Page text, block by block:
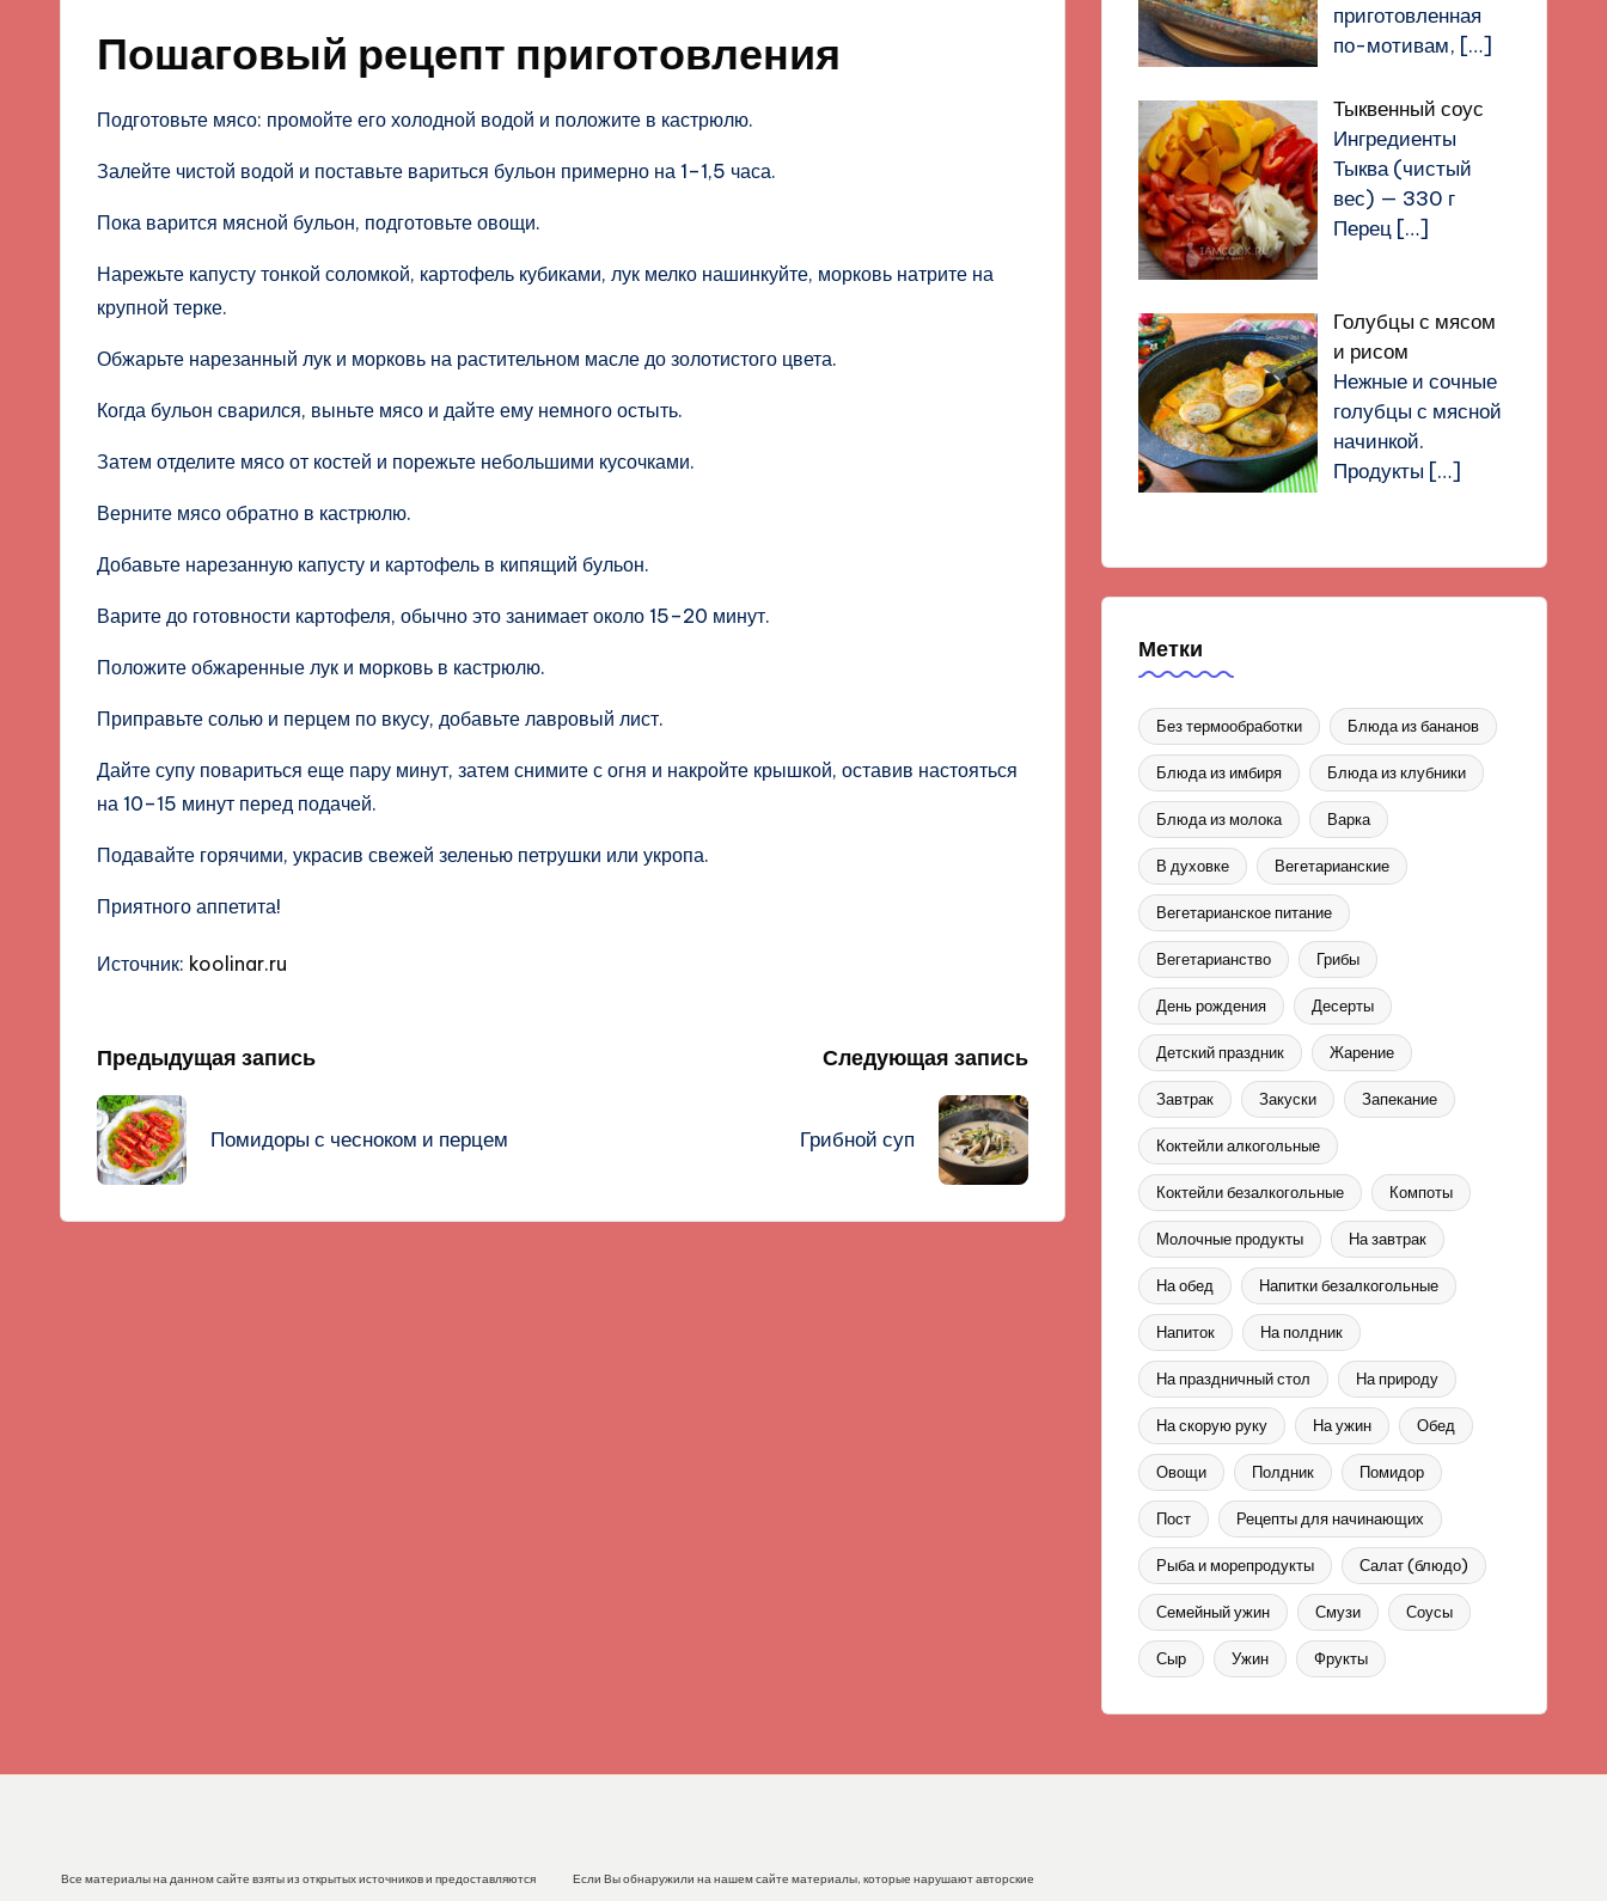
Пошаговый рецепт приготовления
Подготовьте мясо: промойте его холодной водой и положите в кастрюлю.
Залейте чистой водой и поставьте вариться бульон примерно на 1–1,5 часа.
Пока варится мясной бульон, подготовьте овощи.
Нарежьте капусту тонкой соломкой, картофель кубиками, лук мелко нашинкуйте, морковь натрите на
крупной терке.
Обжарьте нарезанный лук и морковь на растительном масле до золотистого цвета.
Когда бульон сварился, выньте мясо и дайте ему немного остыть.
Затем отделите мясо от костей и порежьте небольшими кусочками.
Верните мясо обратно в кастрюлю.
Добавьте нарезанную капусту и картофель в кипящий бульон.
Варите до готовности картофеля, обычно это занимает около 15–20 минут.
Положите обжаренные лук и морковь в кастрюлю.
Приправьте солью и перцем по вкусу, добавьте лавровый лист.
Дайте супу повариться еще пару минут, затем снимите с огня и накройте крышкой, оставив настояться
на 10–15 минут перед подачей.
Подавайте горячими, украсив свежей зеленью петрушки или укропа.
Приятного аппетита!
Источник: koolinar.ru
Навигация
записи
Предыдущая запись
Помидоры с чесноком и перцем
Следующая запись
Грибной суп
приготовленная
по-мотивам, […]
Тыквенный соус
Ингредиенты
Тыква (чистый
вес) — 330 г
Перец […]
Голубцы с мясом
и рисом
Нежные и сочные
голубцы с мясной
начинкой.
Продукты […]
Метки
Без термообработки Блюда из бананов
Блюда из имбиря Блюда из клубники
Блюда из молока Варка
В духовке Вегетарианские
Вегетарианское питание
Вегетарианство Грибы
День рождения Десерты
Детский праздник Жарение
Завтрак Закуски Запекание
Коктейли алкогольные
Коктейли безалкогольные Компоты
Молочные продукты На завтрак
На обед Напитки безалкогольные
Напиток На полдник
На праздничный стол На природу
На скорую руку На ужин Обед
Овощи Полдник Помидор
Пост Рецепты для начинающих
Рыба и морепродукты Салат (блюдо)
Семейный ужин Смузи Соусы
Сыр Ужин Фрукты
Все материалы на данном сайте взяты из открытых источников и предоставляются Если Вы обнаружили на нашем сайте материалы, которые нарушают авторские